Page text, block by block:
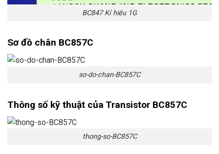
BC847 Kí hiệu 1G
Sơ đồ chân BC857C
so-do-chan-BC857C
Thông số kỹ thuật của Transistor BC857C
thong-so-BC857C